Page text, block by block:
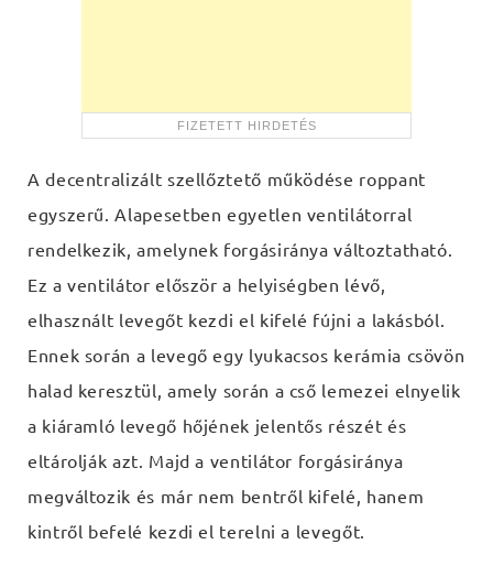
A decentralizált szellőztető működése roppant
egyszerű. Alapesetben egyetlen ventilátorral
rendelkezik, amelynek forgásiránya változtatható.
Ez a ventilátor először a helyiségben lévő,
elhasznált levegőt kezdi el kifelé fújni a lakásból.
Ennek során a levegő egy lyukacsos kerámia csövön
halad keresztül, amely során a cső lemezei elnyelik
a kiáramló levegő hőjének jelentős részét és
eltárolják azt. Majd a ventilátor forgásiránya
megváltozik és már nem bentről kifelé, hanem
kintről befelé kezdi el terelni a levegőt.